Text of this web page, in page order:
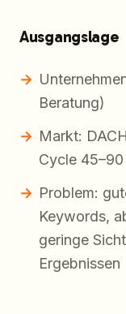
Ausgangslage
Beratung)
Markt:
Cycle
Problem:
Keywords,
geringe
Ergebnissen